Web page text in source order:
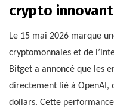
crypto
Le 15 mai 2026 marque
cryptomonnaies et de
Bitget a annoncé que les
directement lié à OpenAI,
dollars. Cette